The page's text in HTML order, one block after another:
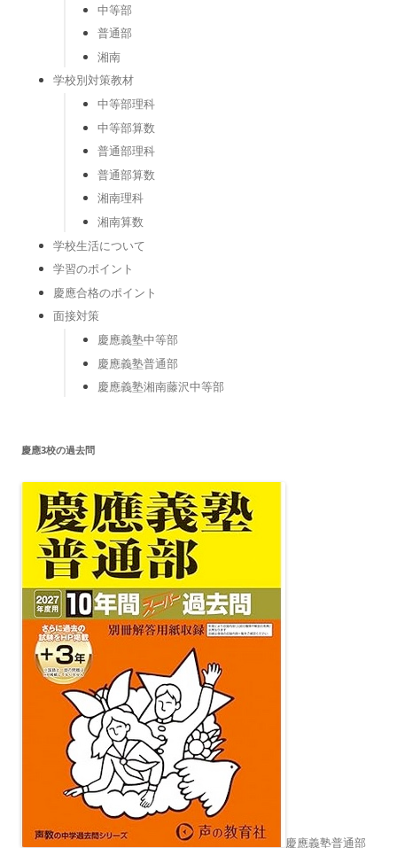
中等部
普通部
湘南
学校別対策教材
中等部理科
中等部算数
普通部理科
普通部算数
湘南理科
湘南算数
学校生活について
学習のポイント
慶應合格のポイント
面接対策
慶應義塾中等部
慶應義塾普通部
慶應義塾湘南藤沢中等部
慶應3校の過去問
慶應義塾普通部